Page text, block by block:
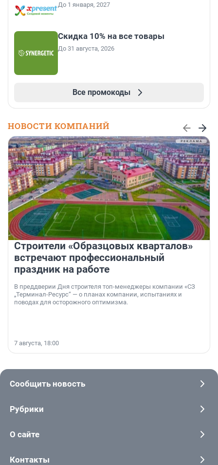
До 1 января, 2027
Скидка 10% на все товары
До 31 августа, 2026
Все промокоды
НОВОСТИ КОМПАНИЙ
Строители «Образцовых кварталов»
встречают профессиональный
праздник на работе
В преддверии Дня строителя топ-менеджеры компании «СЗ
„Терминал-Ресурс“ — о планах компании, испытаниях и
поводах для осторожного оптимизма.
7 августа, 18:00
Сообщить новость
Рубрики
О сайте
Контакты